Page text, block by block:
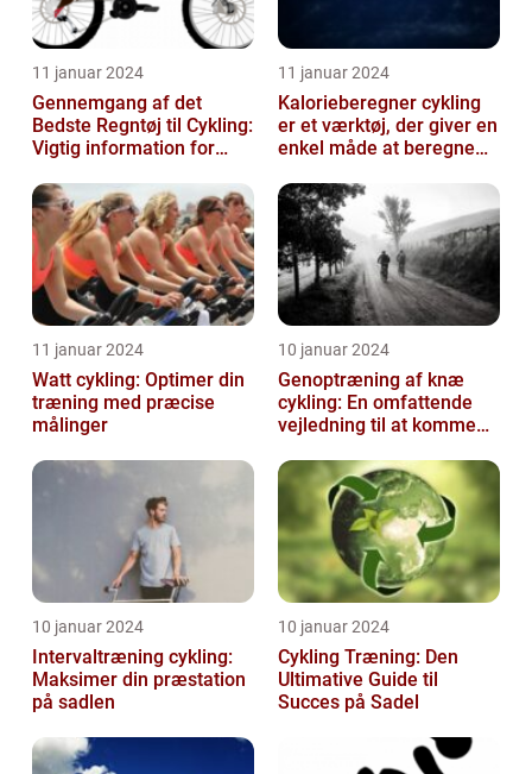
11 januar 2024
Gennemgang af det
Bedste Regntøj til Cykling:
Vigtig information for
Fritidsentusiaster
11 januar 2024
Kalorieberegner cykling
er et værktøj, der giver en
enkel måde at beregne
mængde k...
11 januar 2024
Watt cykling: Optimer din
træning med præcise
målinger
10 januar 2024
Genoptræning af knæ
cykling: En omfattende
vejledning til at komme
10 januar 2024
Intervaltræning cykling:
Maksimer din præstation
på sadlen
10 januar 2024
Cykling Træning: Den
Ultimative Guide til
Succes på Sadel